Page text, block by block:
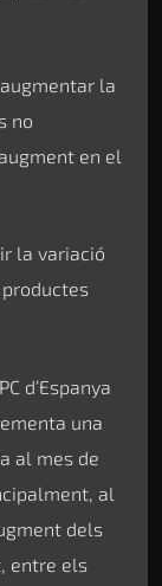
la
no
en el
la variació
productes
d’Espanya
una
al mes de
al
dels
entre els